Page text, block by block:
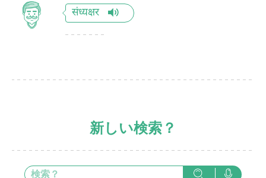
संध्यक्षर
新しい検索？